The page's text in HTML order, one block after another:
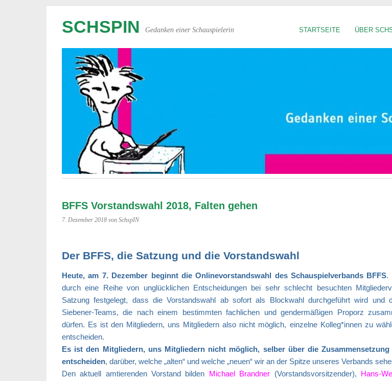
STARTSEITE ÜBER
SCHSPIN Gedanken einer Schauspielerin
BFFS Vorstandswahl 2018, Falten gehen
7. Dezember 2018 von SchspIN
Der BFFS, die Satzung und die Vorstandswahl
Heute, am 7. Dezember beginnt die Onlinevorstandswahl des Schauspielverbands BFFS.
durch eine Reihe von unglücklichen Entscheidungen bei sehr schlecht besuchten
Satzung festgelegt, dass die Vorstandswahl ab sofort als Blockwahl durchgeführt wird und
Siebener-Teams, die nach einem bestimmten fachlichen und gendermäßigen Proporz
dürfen. Es ist den Mitgliedern, uns Mitgliedern also nicht möglich, einzelne Kolleg*innen zu
entscheiden.
Es ist den Mitgliedern, uns Mitgliedern nicht möglich, selber über die
entscheiden, darüber, welche „alten“ und welche „neuen“ wir an der Spitze unseres Verbands
Den aktuell amtierenden Vorstand bilden Michael Brandner (Vorstandsvorsitzender), Hans-